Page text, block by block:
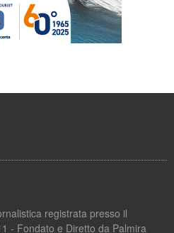
registrata presso il
- Fondato e Diretto da Palmira